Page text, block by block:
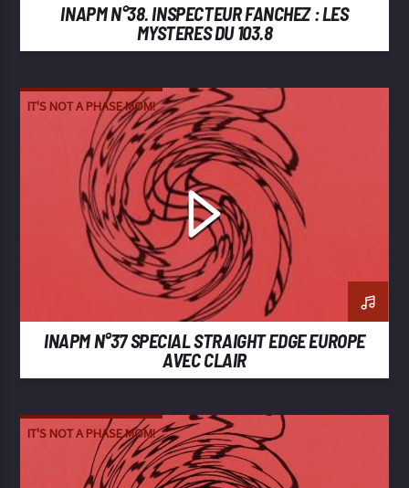
INAPM N°38. INSPECTEUR FANCHEZ : LES
MYSTERES DU 103.8
IT'S NOT A PHASE MOM!
INAPM N°37 SPECIAL STRAIGHT EDGE EUROPE
AVEC CLAIR
IT'S NOT A PHASE MOM!